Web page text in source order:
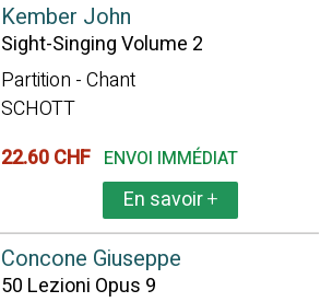
Kember John
Sight-Singing Volume 2
Partition - Chant
SCHOTT
22.60 CHF ENVOI IMMÉDIAT
En savoir+
Concone Giuseppe
50 Lezioni Opus 9